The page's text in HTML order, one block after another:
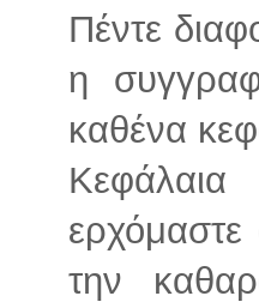
Πέντε
η
καθένα
την